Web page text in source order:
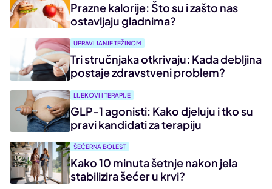
Prazne kalorije: Što su i zašto nas
ostavljaju gladnima?
UPRAVLJANJE TEŽINOM
Tri stručnjaka otkrivaju: Kada debljina
postaje zdravstveni problem?
LIJEKOVI I TERAPIJE
GLP-1 agonisti: Kako djeluju i tko su
pravi kandidati za terapiju
ŠEĆERNA BOLEST
Kako 10 minuta šetnje nakon jela
stabilizira šećer u krvi?